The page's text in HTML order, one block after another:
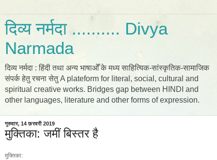
दिव्य नर्मदा .......... Divya
Narmada
दिव्य नर्मदा : हिंदी तथा अन्य भाषाओँ के मध्य साहित्यिक-सांस्कृतिक-सामाजिक
संपर्क हेतु रचना सेतु A plateform for literal, social, cultural and
spiritual creative works. Bridges gap between HINDI and
other languages, literature and other forms of expression.
गुरुवार, 14 फ़रवरी 2019
मुक्तिका: जमीं बिस्तर है
मुक्तिका: